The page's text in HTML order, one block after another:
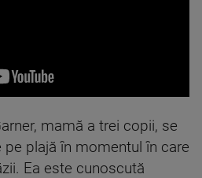
mamă a trei copii, se
plajă în momentul în care
Ea este cunoscută